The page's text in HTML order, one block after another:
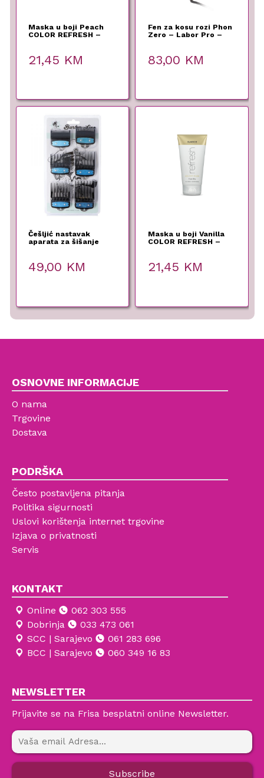
Maska u boji Peach
COLOR REFRESH –
21,45 KM
Fen za kosu rozi Phon
Zero – Labor Pro –
83,00 KM
Češljić nastavak
aparata za šišanje
49,00 KM
Maska u boji Vanilla
COLOR REFRESH –
21,45 KM
OSNOVNE INFORMACIJE
O nama
Trgovine
Dostava
PODRŠKA
Često postavljena pitanja
Politika sigurnosti
Uslovi korištenja internet trgovine
Izjava o privatnosti
Servis
KONTAKT
Online
062 303 555
Dobrinja
033 473 061
SCC | Sarajevo
061 283 696
BCC | Sarajevo
060 349 16 83
NEWSLETTER
Prijavite se na Frisa besplatni online Newsletter.